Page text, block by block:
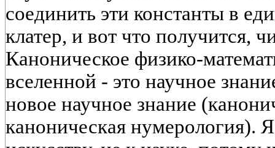
соединить эти константы в
клатер, и вот что получится,
Каноническое физико-
вселенной - это научное
новое научное знание
каноническая нумерология).